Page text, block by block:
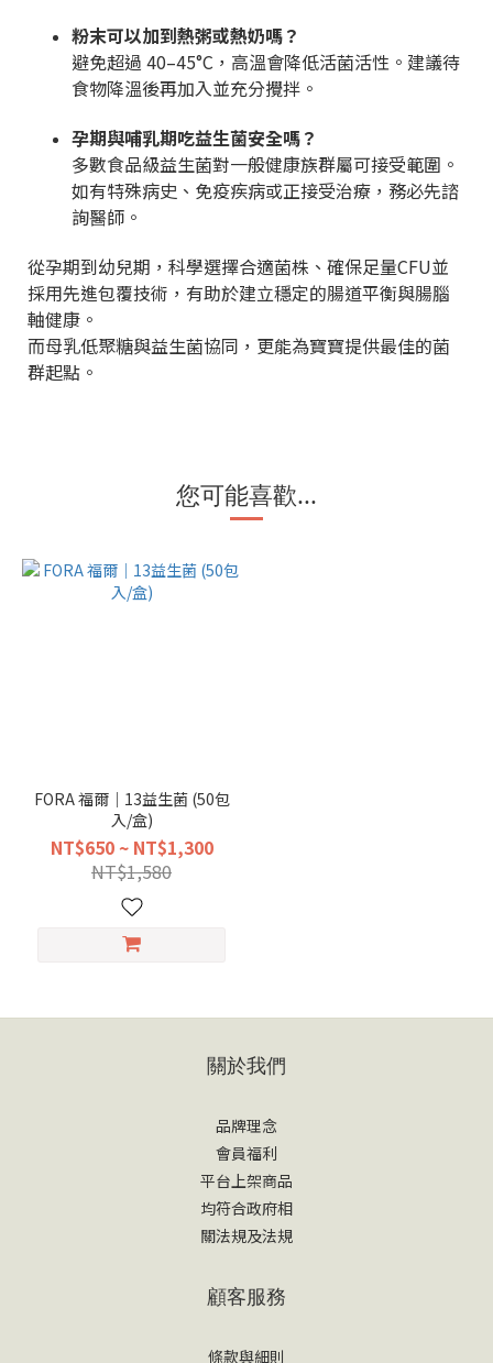
粉末可以加到熱粥或熱奶嗎？
避免超過 40–45°C，高溫會降低活菌活性。建議待
食物降溫後再加入並充分攪拌。
孕期與哺乳期吃益生菌安全嗎？
多數食品級益生菌對一般健康族群屬可接受範圍。
如有特殊病史、免疫疾病或正接受治療，務必先諮
詢醫師。
從孕期到幼兒期，科學選擇合適菌株、確保足量CFU並
採用先進包覆技術，有助於建立穩定的腸道平衡與腸腦
軸健康。
而母乳低聚糖與益生菌協同，更能為寶寶提供最佳的菌
群起點。
您可能喜歡...
FORA 福爾｜13益生菌 (50包
入/盒)
NT$650 ~ NT$1,300
NT$1,580
關於我們
品牌理念
會員福利
平台上架商品
均符合政府相
關法規及法規
顧客服務
條款與細則